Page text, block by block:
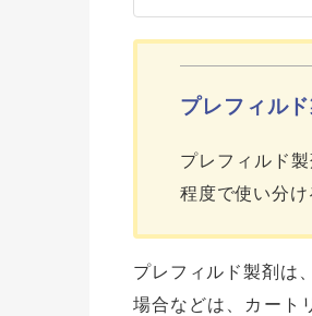
プレフィル
プレフィルド
程度で使い分け
プレフィルド製剤は
場合などは、カート